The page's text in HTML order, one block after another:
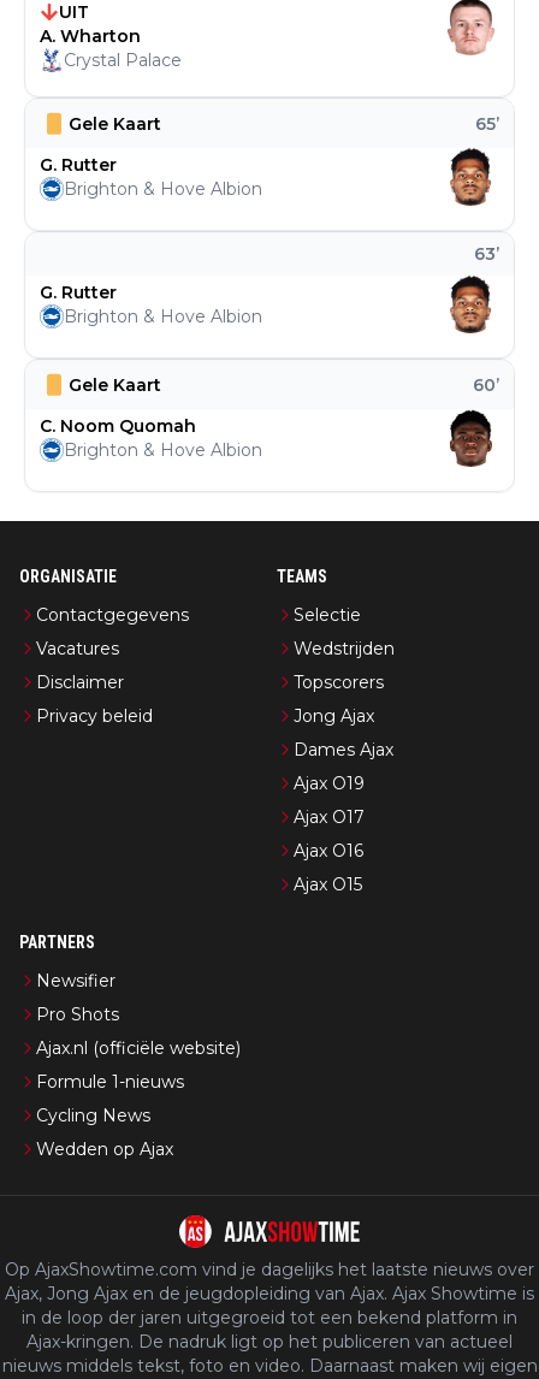
Gele Kaart 60’
C. Noom Quomah
Brighton & Hove Albion
63’
G. Rutter
Brighton & Hove Albion
Gele Kaart 65’
G. Rutter
Brighton & Hove Albion
UIT
A. Wharton
Crystal Palace
ORGANISATIE
Contactgegevens
Vacatures
Disclaimer
Privacy beleid
TEAMS
Selectie
Wedstrijden
Topscorers
Jong Ajax
Dames Ajax
Ajax O19
Ajax O17
Ajax O16
Ajax O15
PARTNERS
Newsifier
Pro Shots
Ajax.nl (officiële website)
Formule 1-nieuws
Cycling News
Wedden op Ajax
Op AjaxShowtime.com vind je dagelijks het laatste nieuws over
Ajax, Jong Ajax en de jeugdopleiding van Ajax. Ajax Showtime is
in de loop der jaren uitgegroeid tot een bekend platform in
Ajax-kringen. De nadruk ligt op het publiceren van actueel
nieuws middels tekst, foto en video. Daarnaast maken wij eigen